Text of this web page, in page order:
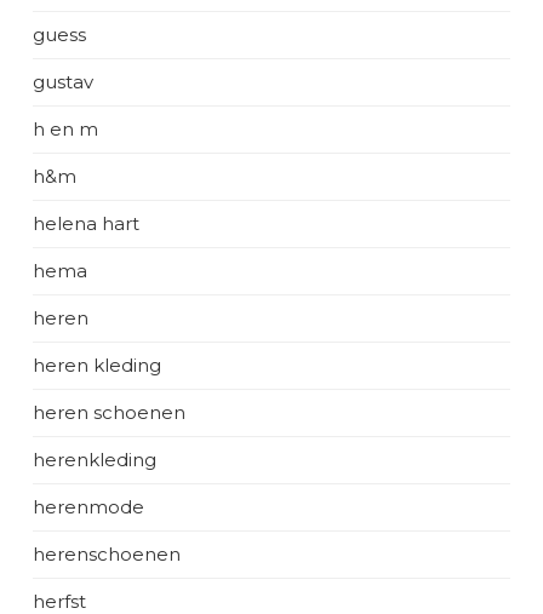
guess
gustav
h en m
h&m
helena hart
hema
heren
heren kleding
heren schoenen
herenkleding
herenmode
herenschoenen
herfst